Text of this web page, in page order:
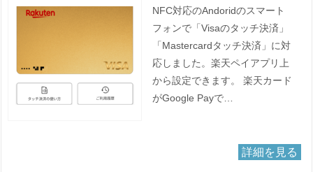
NFC対応のAndoridのスマート
フォンで「Visaのタッチ決済」
「Mastercardタッチ決済」に対
応しました。楽天ペイアプリ上
から設定できます。 楽天カード
がGoogle Payで…
詳細を見る